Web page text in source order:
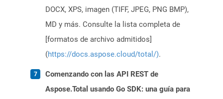
DOCX, XPS, imagen (TIFF, JPEG, PNG BMP),
MD y más. Consulte la lista completa de
[formatos de archivo admitidos]
(https://docs.aspose.cloud/total/).
Comenzando con las API REST de
Aspose.Total usando Go SDK: una guía para